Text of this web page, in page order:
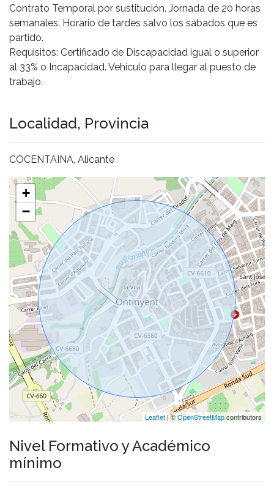
Contrato Temporal por sustitución. Jornada de 20 horas
semanales. Horario de tardes salvo los sábados que es
partido.
Requisitos: Certificado de Discapacidad igual o superior
al 33% o Incapacidad. Vehículo para llegar al puesto de
trabajo.
Localidad, Provincia
COCENTAINA, Alicante
+
−
Leaflet| ©OpenStreetMapcontributors
Nivel Formativo y Académico
mínimo